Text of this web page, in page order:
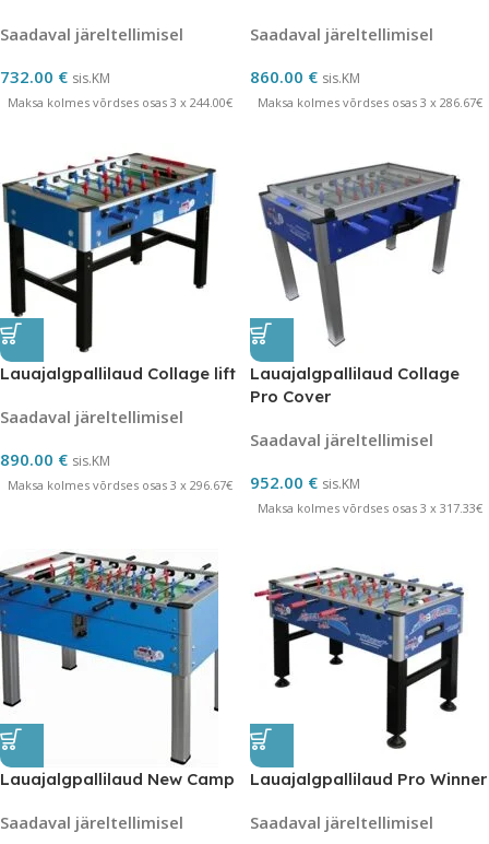
Saadaval järeltellimisel
732.00 € sis.KM
Maksa kolmes võrdses osas 3 x 244.00€
Saadaval järeltellimisel
860.00 € sis.KM
Maksa kolmes võrdses osas 3 x 286.67€
Lauajalgpallilaud Collage lift
Saadaval järeltellimisel
890.00 € sis.KM
Maksa kolmes võrdses osas 3 x 296.67€
Lauajalgpallilaud Collage
Pro Cover
Saadaval järeltellimisel
952.00 € sis.KM
Maksa kolmes võrdses osas 3 x 317.33€
Lauajalgpallilaud New Camp
Saadaval järeltellimisel
Lauajalgpallilaud Pro Winner
Saadaval järeltellimisel